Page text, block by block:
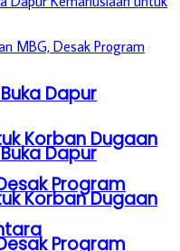
Dapur
Korban Dugaan
Program
Dapur
Korban Dugaan
Program